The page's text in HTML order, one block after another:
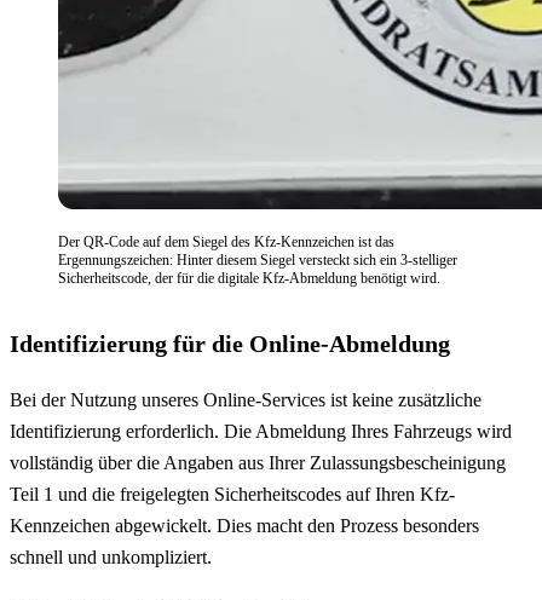
Der QR-Code auf dem Siegel des Kfz-Kennzeichen ist das
Ergennungszeichen: Hinter diesem Siegel versteckt sich ein 3-stelliger
Sicherheitscode, der für die digitale Kfz-Abmeldung benötigt wird.
Identifizierung für die Online-Abmeldung
Bei der Nutzung unseres Online-Services ist keine zusätzliche
Identifizierung erforderlich. Die Abmeldung Ihres Fahrzeugs wird
vollständig über die Angaben aus Ihrer Zulassungsbescheinigung
Teil 1 und die freigelegten Sicherheitscodes auf Ihren Kfz-
Kennzeichen abgewickelt. Dies macht den Prozess besonders
schnell und unkompliziert.